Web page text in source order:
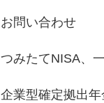
お問い合わせ
つみたてNISA、
企業型確定拠出年